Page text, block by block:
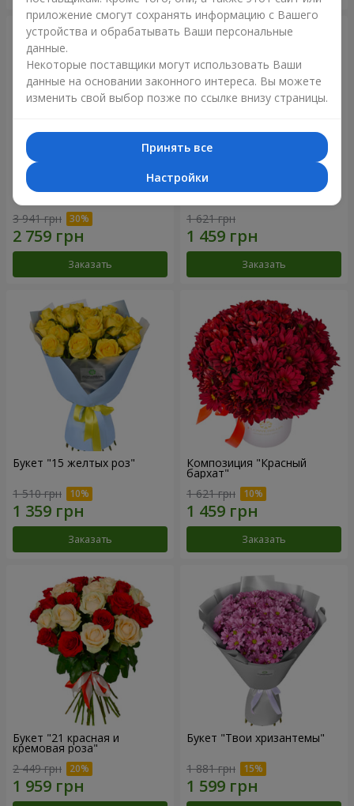
Букет "Крещатик"
3 941 грн
Заказать
Букет "Мы и лето"
1 621 грн
Заказать
Букет "15 желтых роз"
1 510 грн
Заказать
Композиция "Красный
бархат"
1 621 грн
Заказать
Букет "21 красная и
кремовая роза"
2 449 грн
Букет "Твои хризантемы"
1 881 грн
приложение смогут сохранять информацию с Вашего
устройства и обрабатывать Ваши персональные
данные.
Некоторые поставщики могут использовать Ваши
данные на основании законного интереса. Вы можете
изменить свой выбор позже по ссылке внизу страницы.
Принять все
Настройки